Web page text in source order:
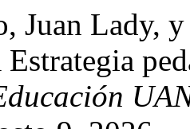
Juan Lady,